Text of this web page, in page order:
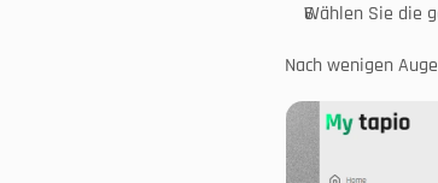
Wählen Sie die
Nach wenigen